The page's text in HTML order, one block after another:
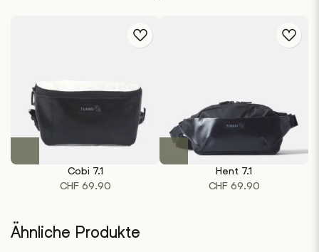
Dieses
mehrere
Die
Cobi 7.1
CHF69.90
Dieses
Produkt
mehrere
Hent 7.1
CHF69.90
Ähnliche Produkte